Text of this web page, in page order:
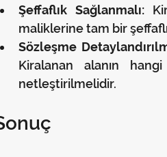
Şeffaflık Sağlanmalı:
maliklerine tam bir
Sözleşme
Kiralanan alanın
netleştirilmelidir.